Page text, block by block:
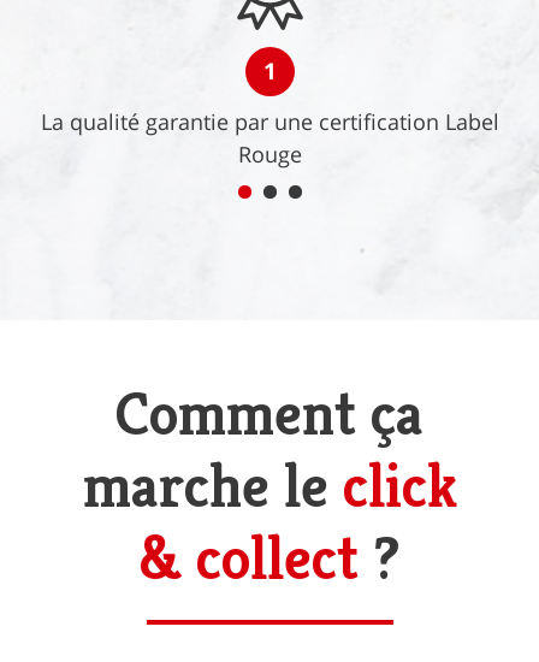
1
La qualité garantie par une certification Label
Rouge
Comment ça
marche le click
& collect ?